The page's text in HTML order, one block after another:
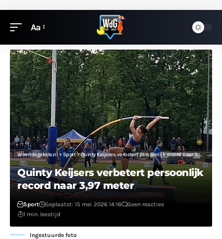
Aa
Weertdegekste.nl>Sport>Quinty Keijsers verbetert persoonlijk record naar 3,97 meter
Quinty Keijsers verbetert persoonlijk
record naar 3,97 meter
Sport Geplaatst: 15 mei 2026 14:16
Geen reacties
1 min. leestijd
Ingestuurde foto